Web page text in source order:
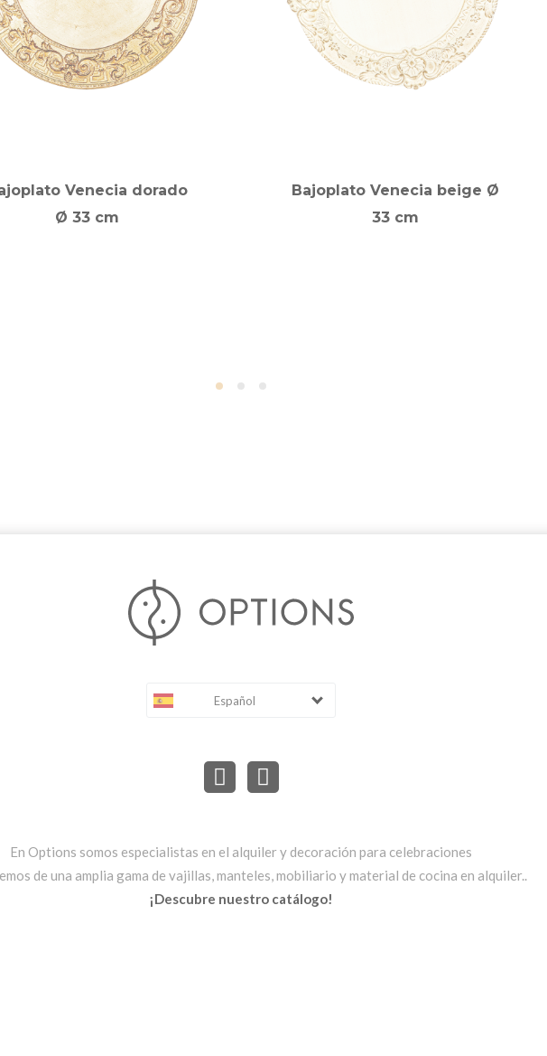
Venecia dorado
Ø 33 cm
Bajoplato Venecia beige Ø
33 cm
Español
En Options somos especialistas en el alquiler y decoración para celebraciones
de una amplia gama de vajillas, manteles, mobiliario y material de cocina en alquiler..
¡Descubre nuestro catálogo!